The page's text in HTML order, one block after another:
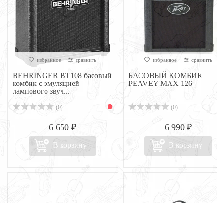
избранное сравнить
BEHRINGER BT108 басовый
комбик с эмуляцией
лампового звуч...
(0)
6 650 ₽
В корзину
избранное сравнить
БАСОВЫЙ КОМБИК
PEAVEY MAX 126
(0)
6 990 ₽
В корзину